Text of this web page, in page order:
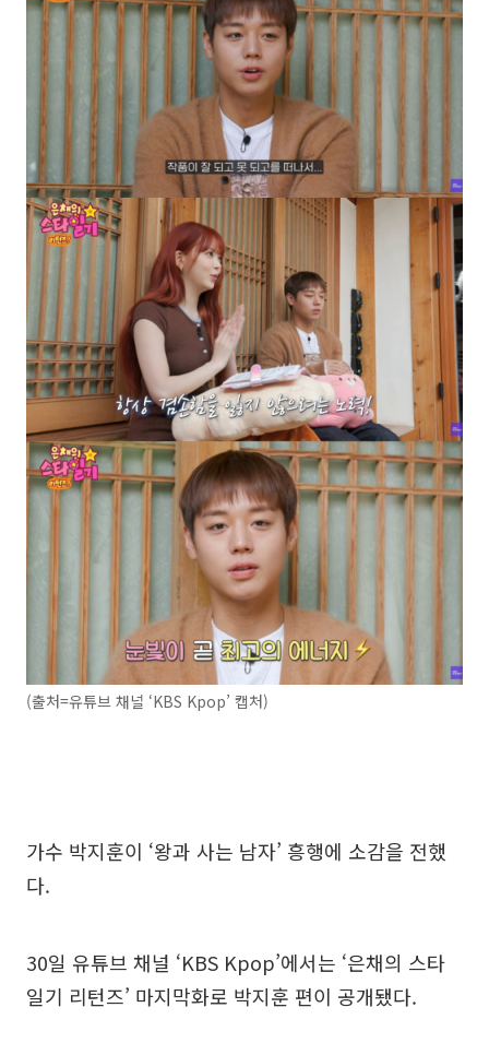
(출처=유튜브 채널 ‘KBS Kpop’ 캡처)
가수 박지훈이 ‘왕과 사는 남자’ 흥행에 소감을 전했
다.
30일 유튜브 채널 ‘KBS Kpop’에서는 ‘은채의 스타
일기 리턴즈’ 마지막화로 박지훈 편이 공개됐다.